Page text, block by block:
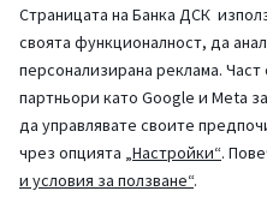
Страницата на Банка ДСК
своята функционалност, да
персонализирана реклама.
партньори като Google и Meta
да управлявате своите
чрез опцията „Настройки“.
и условия за ползване“.